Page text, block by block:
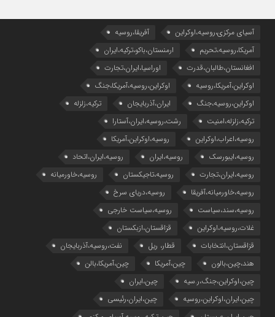
آسیای مرکزی،روسیه،اوکراین
آفریقا،روسیه
آمریکا،روسیه،تحریم
ارمنستان،باکو،ترکیه،ایران
افغانستان،طالبان،قدرت
اوراسیا،ایران،تجارت
اوکراین،آمریکا،روسیه
اوکراین،روسیه،آمریکا،جنگ
اوکراین،روسیه،جنگ
ایران،آذربایجان
ترکیه،زلزله
ترکیه،زلزله،امنیت
رشت،روسیه،ایران،آستارا
روسیه،اعراب،اوکراین
روسیه،اوکراین،آمریکا
روسیه،ایبورسک
روسیه،ایران
روسیه،ایران،اتحاد
روسیه،ایران،تجارت
روسیه،تاجیکستان
روسیه،خاورمیانه
روسیه،خاورمیانه،آفریقا
روسیه،دریای سرخ
روسیه،سند،سیاست
روسیه،سیاست خارجی
غلات،روسیه،اوکراین
قزاقستان،ازبکستان
قزاقستان،انتخابات
قطار، ریل
نفت،روسیه،آذربایجان
هند،چین،بالون
چین،آمریکا
چین،آمریکا،بالن
چین،اوکراین،جنگ،ر.سیه
چین،ایران
چین،ایران،اوکراین،روسیه
چین،ایران،رئیسی